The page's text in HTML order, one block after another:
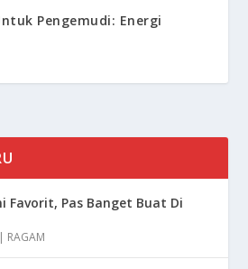
Pengemudi: Energi
Favorit, Pas Banget Buat Di
| RAGAM